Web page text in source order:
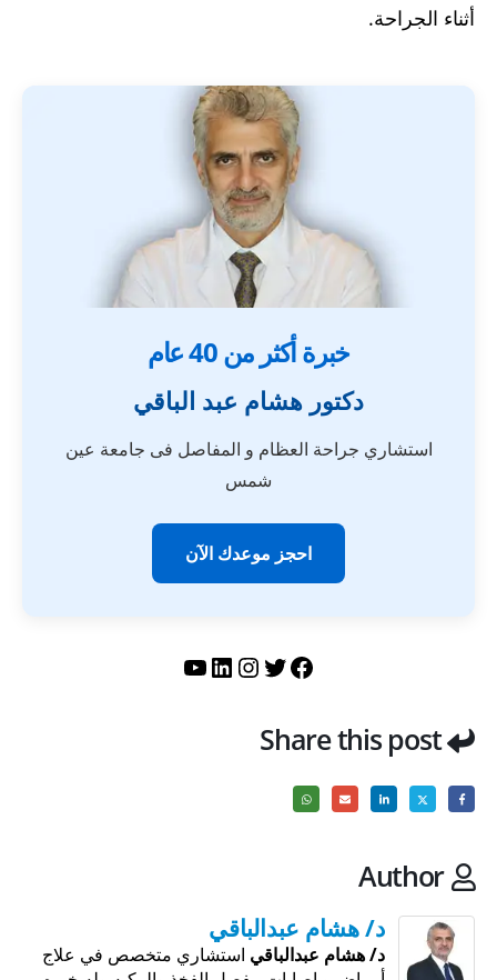
أثناء الجراحة.
خبرة أكثر من 40 عام
دكتور هشام عبد الباقي
استشاري جراحة العظام و المفاصل فى جامعة عين
شمس
احجز موعدك الآن
فيسبوك
تويترإنستجرام
لينكد إنيوتيوب
Share this post
Author
د/ هشام عبدالباقي
د/ هشام عبدالباقي استشاري متخصص في علاج